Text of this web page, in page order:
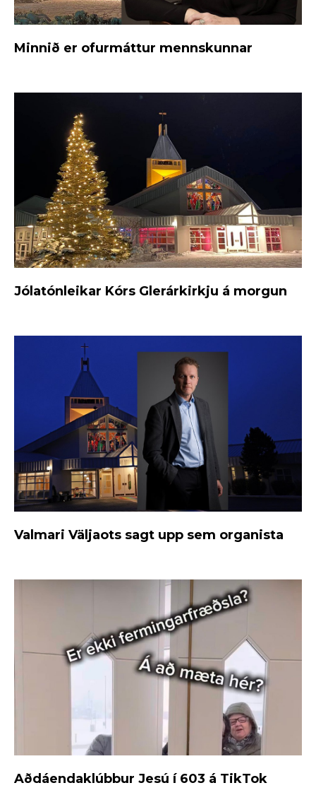
Minnið er ofurmáttur mennskunnar
Jólatónleikar Kórs Glerárkirkju á morgun
Valmari Väljaots sagt upp sem organista
Aðdáendaklúbbur Jesú í 603 á TikTok